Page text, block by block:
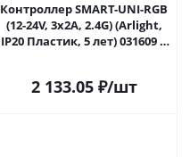
Контроллер SMART-UNI-RGB
(12-24V, 3x2A, 2.4G) (Arlight,
IP20 Пластик, 5 лет) 031609 в
2 133.05₽/шт